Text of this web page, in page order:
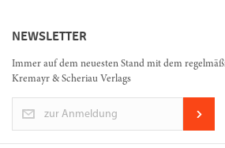
NEWSLETTER
Immer auf dem neuesten Stand mit dem
Kremayr & Scheriau Verlags
zur Anmeldung